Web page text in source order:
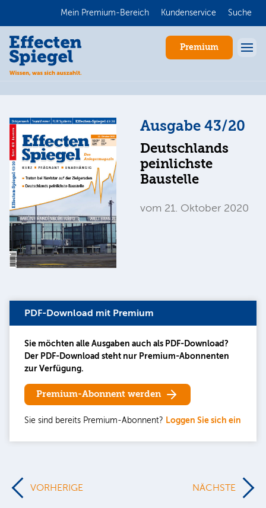
Mein Premium-Bereich Kundenservice Suche
Premium
Ausgabe 43/20
Deutschlands
peinlichste
Baustelle
vom 21. Oktober 2020
PDF-Download mit Premium
Sie möchten alle Ausgaben auch als PDF-Download?
Der PDF-Download steht nur Premium-Abonnenten
zur Verfügung.
Premium-Abonnent werden
Sie sind bereits Premium-Abonnent? Loggen Sie sich ein
VORHERIGE NÄCHSTE
Anmelden